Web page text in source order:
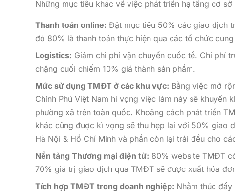
Những mục tiêu khác về việc phát triển hạ tầng cơ
Thanh toán online: Đặt mục tiêu 50% các giao dịch
đó 80% là thanh toán thực hiện qua các tổ chức
Logistics: Giảm chi phí vận chuyển quốc tế. Chi phí
chặng cuối chiếm 10% giá thành sản phẩm.
Mức sử dụng TMĐT ở các khu vực: Bằng việc mở
Chính Phủ Việt Nam hi vọng việc làm này sẽ khuyến
phường xã trên toàn quốc. Khoảng cách phát triển
khác cũng được kì vọng sẽ thu hẹp lại với 50% giao
Hà Nội & Hồ Chí Minh và phần còn lại trải đều cho
Nền tảng Thương mại điện tử: 80% website TMĐT
70% giá trị giao dịch qua TMĐT sẽ được xuất hóa
Tích hợp TMĐT trong doanh nghiệp: Nhằm thúc